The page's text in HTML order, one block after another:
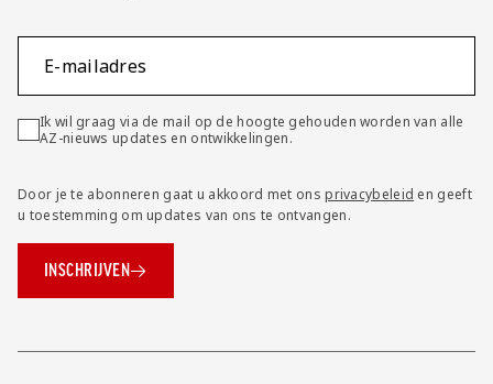
E-mailadres
Ik wil graag via de mail op de hoogte gehouden worden van alle
AZ-nieuws updates en ontwikkelingen.
Door je te abonneren gaat u akkoord met onsprivacybeleid en geeft
u toestemming om updates van ons te ontvangen.
INSCHRIJVEN